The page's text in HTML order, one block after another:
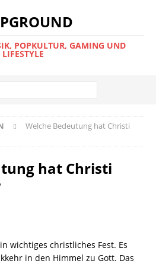
POPKULTUR, GAMING UND
LIFESTYLE
Welche Bedeutung hat Christi
hat Christi
wichtiges christliches Fest. Es
in den Himmel zu Gott. Das